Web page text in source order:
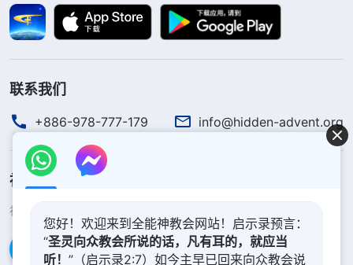
联系我们
+886-978-777-179 info@hidden-advent.org
神的国度降临了
神的国度已经降临在人间！你想进入神的国度吗？
通过Messenger联系我们
您好！欢迎来到全能神教会网站！启示录预言：
“圣灵向众教会所说的话，凡有耳的，就应当
听！ ”（启示录2:7）如今主早已回来向众教会说